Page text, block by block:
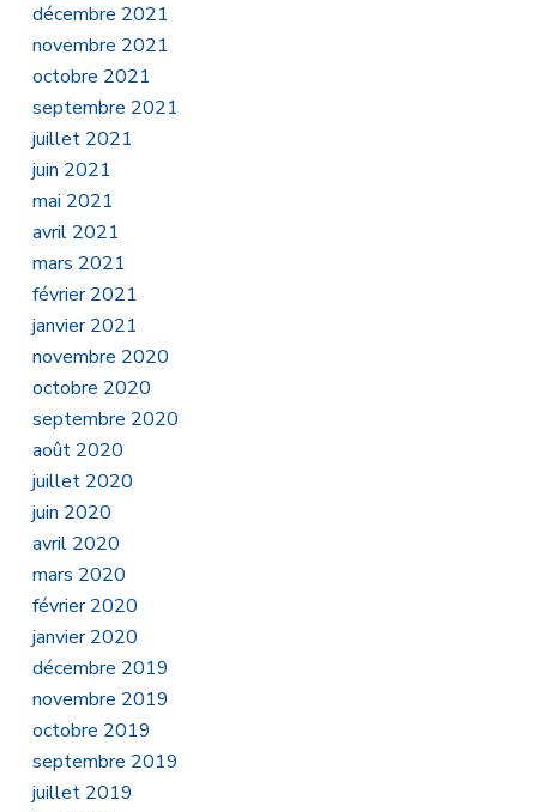
décembre 2021
novembre 2021
octobre 2021
septembre 2021
juillet 2021
juin 2021
mai 2021
avril 2021
mars 2021
février 2021
janvier 2021
novembre 2020
octobre 2020
septembre 2020
août 2020
juillet 2020
juin 2020
avril 2020
mars 2020
février 2020
janvier 2020
décembre 2019
novembre 2019
octobre 2019
septembre 2019
juillet 2019